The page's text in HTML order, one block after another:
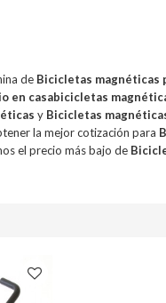
de Bicicletas magnéticas
en casabicicletas
y Bicicletas
la mejor cotización para
el precio más bajo de